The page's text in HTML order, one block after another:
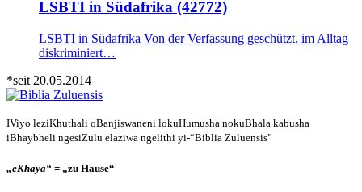
LSBTI in Südafrika (42772)
LSBTI in Südafrika Von der Verfassung geschützt, im Alltag
diskriminiert…
*seit 20.05.2014
IViyo leziKhuthali oBanjiswaneni lokuHumusha nokuBhala kabusha
iBhaybheli ngesiZulu elaziwa ngelithi yi-“Biblia Zuluensis”
„eKhaya“ = „zu Hause“